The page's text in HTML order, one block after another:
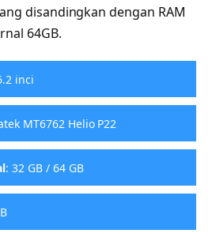
disandingkan dengan RAM
64GB.
inci
MT6762 Helio P22
:32 GB / 64 GB